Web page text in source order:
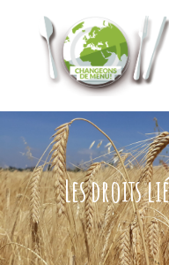
Les droits